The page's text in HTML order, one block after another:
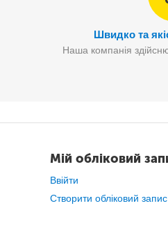
Швидко та
Наша компанія
Мій обліковий
Ввійти
Створити обліковий запис